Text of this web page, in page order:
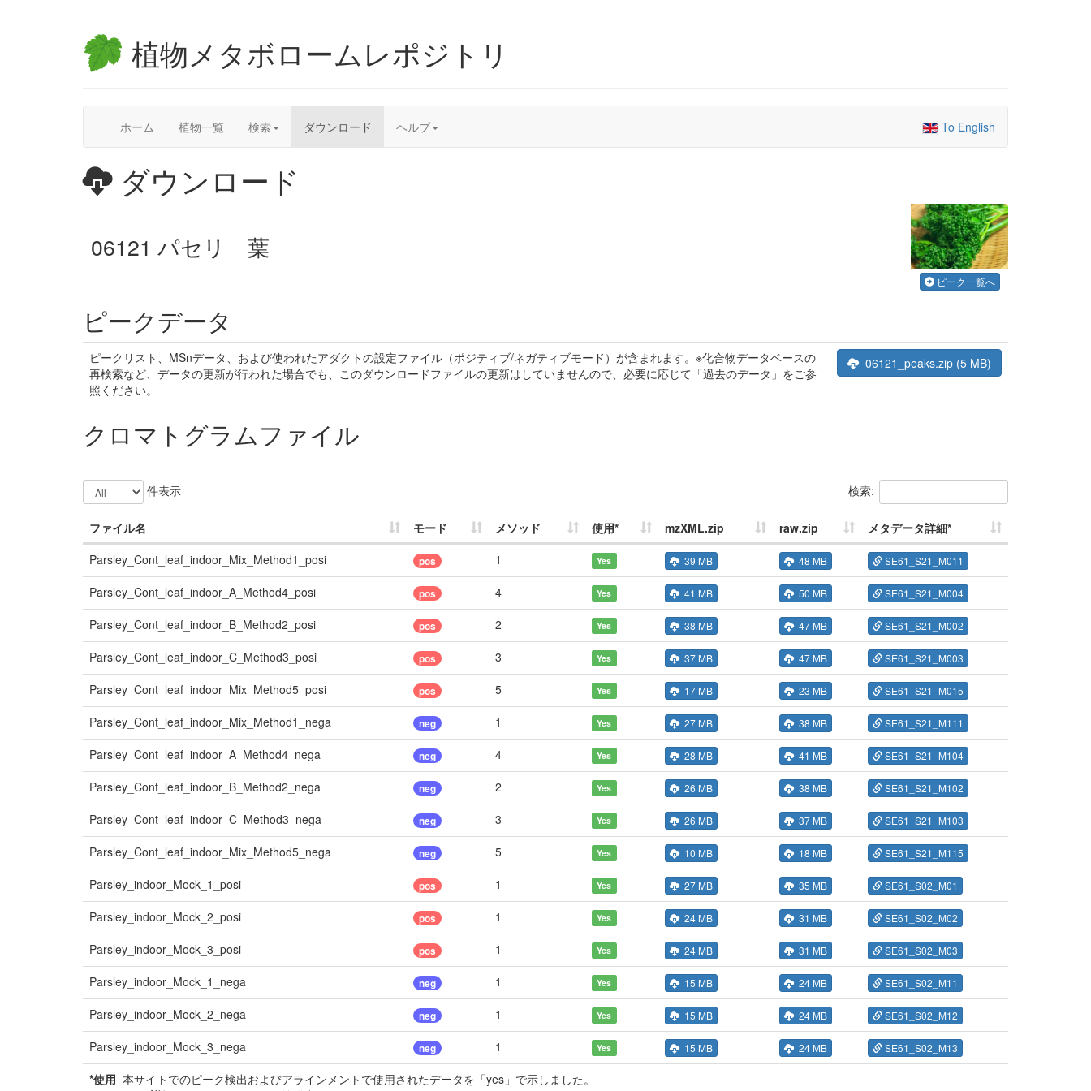
植物メタボロームレポジトリ
ホーム 植物一覧 検索 ダウンロード ヘルプ To English
ダウンロード
06121 パセリ 葉
ピーク一覧へ
ピークデータ
ピークリスト、MSnデータ、および使われたアダクトの設定ファイル（ポジティブ/ネガティブモード）が含まれます。※化合物データベースの
再検索など、データの更新が行われた場合でも、このダウンロードファイルの更新はしていませんので、必要に応じて「過去のデータ」をご参
照ください。
06121_peaks.zip (5 MB)
クロマトグラムファイル
件表示 検索:
ファイル名 モード メソッド 使用* mzXML.zip raw.zip
メタデータ詳細*
Parsley_Cont_leaf_indoor_Mix_Method1_posi
pos 1 Yes 39 MB 48 MB SE61_S21_M011
Parsley_Cont_leaf_indoor_A_Method4_posi pos 4 Yes 41 MB 50 MB SE61_S21_M004
Parsley_Cont_leaf_indoor_B_Method2_posi pos 2 Yes 38 MB 47 MB SE61_S21_M002
Parsley_Cont_leaf_indoor_C_Method3_posi pos 3 Yes 37 MB 47 MB SE61_S21_M003
Parsley_Cont_leaf_indoor_Mix_Method5_posi pos 5 Yes 17 MB 23 MB SE61_S21_M015
Parsley_Cont_leaf_indoor_Mix_Method1_nega neg 1 Yes 27 MB 38 MB SE61_S21_M111
Parsley_Cont_leaf_indoor_A_Method4_nega neg 4 Yes 28 MB 41 MB SE61_S21_M104
Parsley_Cont_leaf_indoor_B_Method2_nega neg 2 Yes 26 MB 38 MB SE61_S21_M102
Parsley_Cont_leaf_indoor_C_Method3_nega neg 3 Yes 26 MB 37 MB SE61_S21_M103
Parsley_Cont_leaf_indoor_Mix_Method5_nega neg 5 Yes 10 MB 18 MB SE61_S21_M115
Parsley_indoor_Mock_1_posi pos 1 Yes 27 MB 35 MB SE61_S02_M01
Parsley_indoor_Mock_2_posi pos 1 Yes 24 MB 31 MB SE61_S02_M02
Parsley_indoor_Mock_3_posi pos 1 Yes 24 MB 31 MB SE61_S02_M03
Parsley_indoor_Mock_1_nega neg 1 Yes 15 MB 24 MB SE61_S02_M11
Parsley_indoor_Mock_2_nega neg 1 Yes 15 MB 24 MB SE61_S02_M12
Parsley_indoor_Mock_3_nega neg 1 Yes 15 MB 24 MB SE61_S02_M13
*使用 本サイトでのピーク検出およびアラインメントで使用されたデータを「yes」で示しました。